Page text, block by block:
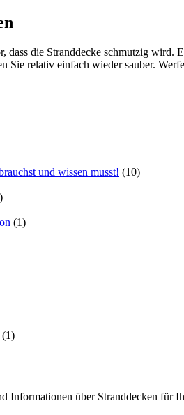
dass die Stranddecke schmutzig wird.
Sie relativ einfach wieder sauber.
und wissen musst! (10)
(1)
(1)
Informationen über Stranddecken für